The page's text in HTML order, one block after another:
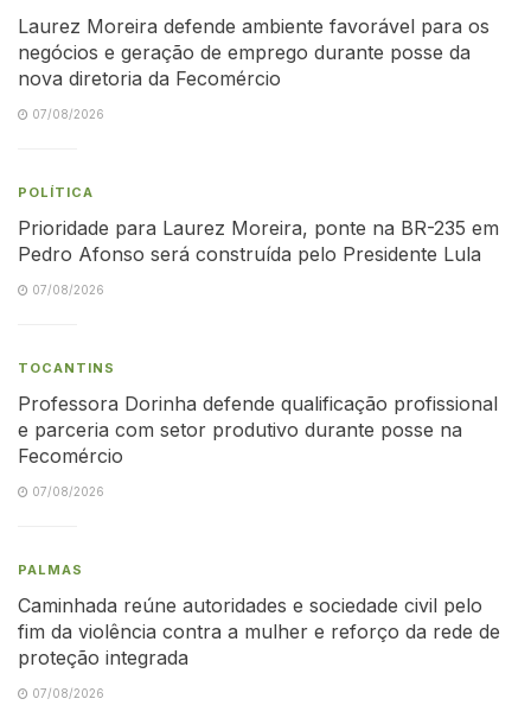
Laurez Moreira defende ambiente favorável para os
negócios e geração de emprego durante posse da
nova diretoria da Fecomércio
07/08/2026
POLÍTICA
Prioridade para Laurez Moreira, ponte na BR-235 em
Pedro Afonso será construída pelo Presidente Lula
07/08/2026
TOCANTINS
Professora Dorinha defende qualificação profissional
e parceria com setor produtivo durante posse na
Fecomércio
07/08/2026
PALMAS
Caminhada reúne autoridades e sociedade civil pelo
fim da violência contra a mulher e reforço da rede de
proteção integrada
07/08/2026